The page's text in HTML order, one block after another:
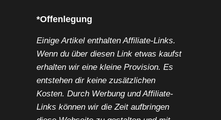
*Offenlegung
Einige Artikel enthalten Affiliate-Links.
Wenn du über diesen Link etwas kaufst
erhalten wir eine kleine Provision. Es
entstehen dir keine zusätzlichen
Kosten. Durch Werbung und Affiliate-
Links können wir die Zeit aufbringen